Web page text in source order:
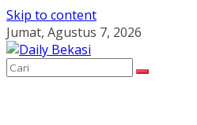
Skip to content
Jumat, Agustus 7, 2026